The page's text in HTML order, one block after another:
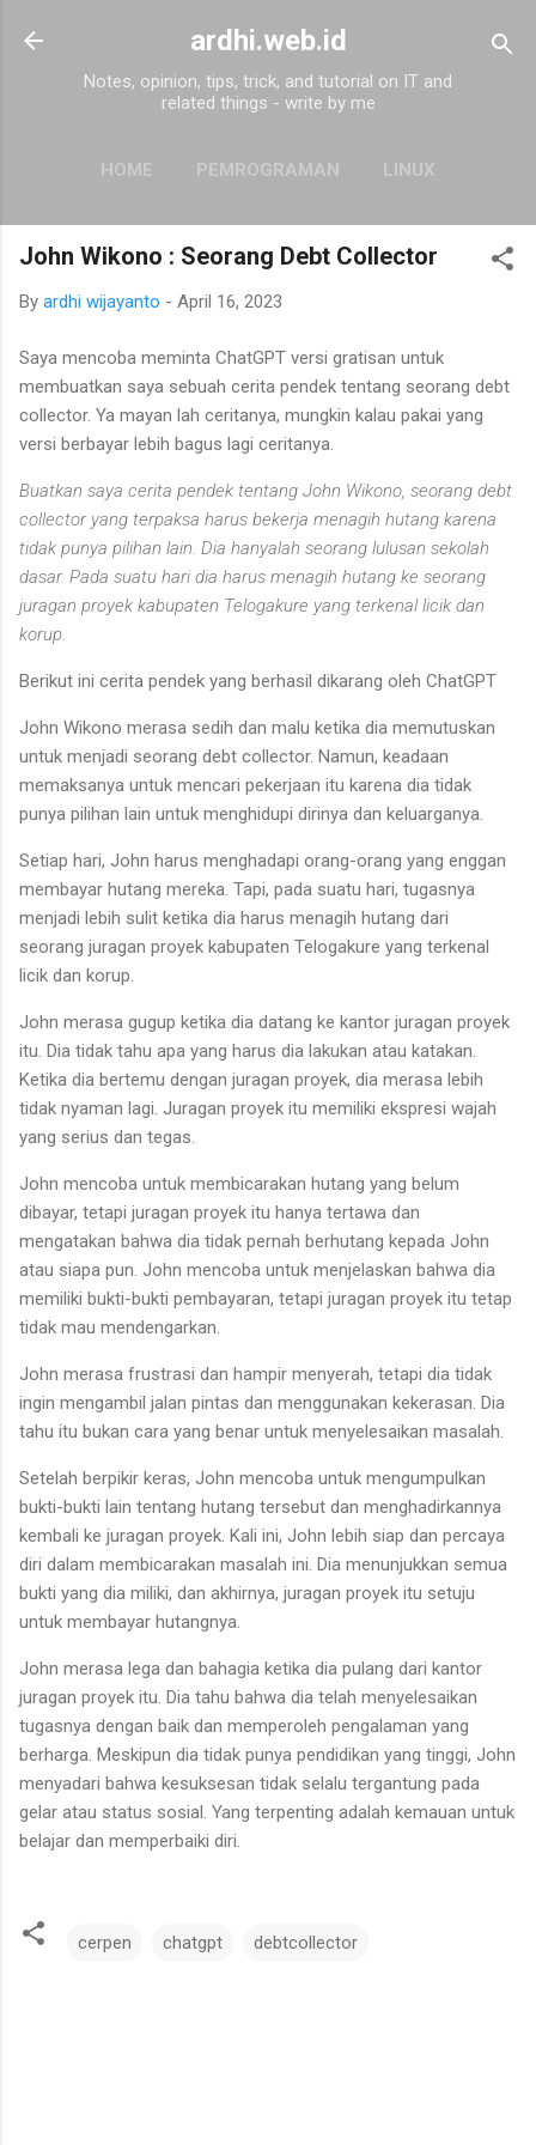
Skip to main content
ardhi.web.id
Notes, opinion, tips, trick, and tutorial on IT and
related things - write by me
HOME PEMROGRAMAN LINUX
MORE… ABOUT
John Wikono : Seorang Debt Collector
By ardhi wijayanto - April 16, 2023
Saya mencoba meminta ChatGPT versi gratisan untuk
membuatkan saya sebuah cerita pendek tentang seorang debt
collector. Ya mayan lah ceritanya, mungkin kalau pakai yang
versi berbayar lebih bagus lagi ceritanya.
Buatkan saya cerita pendek tentang John Wikono, seorang debt
collector yang terpaksa harus bekerja menagih hutang karena
tidak punya pilihan lain. Dia hanyalah seorang lulusan sekolah
dasar. Pada suatu hari dia harus menagih hutang ke seorang
juragan proyek kabupaten Telogakure yang terkenal licik dan
korup.
Berikut ini cerita pendek yang berhasil dikarang oleh ChatGPT
John Wikono merasa sedih dan malu ketika dia memutuskan
untuk menjadi seorang debt collector. Namun, keadaan
memaksanya untuk mencari pekerjaan itu karena dia tidak
punya pilihan lain untuk menghidupi dirinya dan keluarganya.
Setiap hari, John harus menghadapi orang-orang yang enggan
membayar hutang mereka. Tapi, pada suatu hari, tugasnya
menjadi lebih sulit ketika dia harus menagih hutang dari
seorang juragan proyek kabupaten Telogakure yang terkenal
licik dan korup.
John merasa gugup ketika dia datang ke kantor juragan proyek
itu. Dia tidak tahu apa yang harus dia lakukan atau katakan.
Ketika dia bertemu dengan juragan proyek, dia merasa lebih
tidak nyaman lagi. Juragan proyek itu memiliki ekspresi wajah
yang serius dan tegas.
John mencoba untuk membicarakan hutang yang belum
dibayar, tetapi juragan proyek itu hanya tertawa dan
mengatakan bahwa dia tidak pernah berhutang kepada John
atau siapa pun. John mencoba untuk menjelaskan bahwa dia
memiliki bukti-bukti pembayaran, tetapi juragan proyek itu tetap
tidak mau mendengarkan.
John merasa frustrasi dan hampir menyerah, tetapi dia tidak
ingin mengambil jalan pintas dan menggunakan kekerasan. Dia
tahu itu bukan cara yang benar untuk menyelesaikan masalah.
Setelah berpikir keras, John mencoba untuk mengumpulkan
bukti-bukti lain tentang hutang tersebut dan menghadirkannya
kembali ke juragan proyek. Kali ini, John lebih siap dan percaya
diri dalam membicarakan masalah ini. Dia menunjukkan semua
bukti yang dia miliki, dan akhirnya, juragan proyek itu setuju
untuk membayar hutangnya.
John merasa lega dan bahagia ketika dia pulang dari kantor
juragan proyek itu. Dia tahu bahwa dia telah menyelesaikan
tugasnya dengan baik dan memperoleh pengalaman yang
berharga. Meskipun dia tidak punya pendidikan yang tinggi, John
menyadari bahwa kesuksesan tidak selalu tergantung pada
gelar atau status sosial. Yang terpenting adalah kemauan untuk
belajar dan memperbaiki diri.
cerpen chatgpt debtcollector